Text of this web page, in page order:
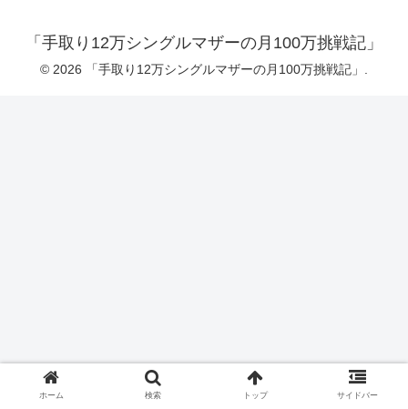
「手取り12万シングルマザーの月100万挑戦記」
© 2026 「手取り12万シングルマザーの月100万挑戦記」.
ホーム 検索 トップ サイドバー